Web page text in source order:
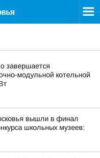
завершается
модульной котельной
вышли в финал
школьных музеев: